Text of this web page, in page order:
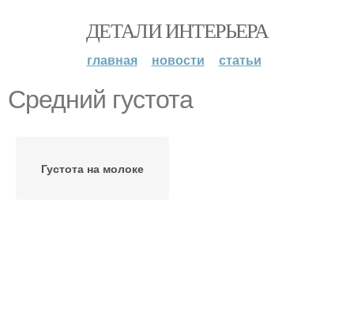
ДЕТАЛИ ИНТЕРЬЕРА
главная новости статьи
Средний густота
Густота на молоке